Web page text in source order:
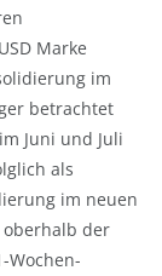
Marke
im
betrachtet
Juni und Juli
als
im neuen
oberhalb der
Wochen-